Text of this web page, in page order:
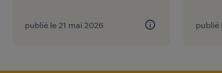
publié le 21 mai 2026 publié